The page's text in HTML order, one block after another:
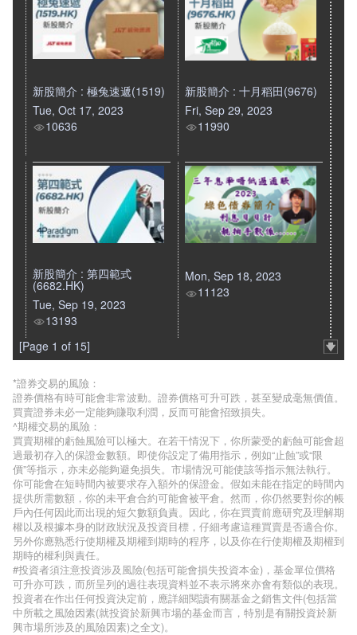
新股簡介 : 極兔速遞(1519)
Tue, Oct 17, 2023
10636
新股簡介 : 十月稻田(9676)
Fri, Sep 29, 2023
11990
新股簡介 : 第四範式
(6682.HK)
Tue, Sep 19, 2023
13193
Mon, Sep 18, 2023
11123
[Page 1 of 15]
*證券交易的風險：
證券價格有時可能會非常波動。證券價格可升可跌，甚至變成毫無價值。
買賣證券未必一定能夠賺取利潤，反而可能會招致損失。
^期權交易的風險：
買賣期權的虧蝕風險可以極大。在若干情況下，你所蒙受的虧蝕可能會超
過最初存入的保證金數額。即使你設定了備用指示，例如“止蝕”或“限
價”等指示，亦未必能夠避免損失。市場情況可能使該等指示無法執行。
你可能會在短時間內被要求存入額外的保證金。假如未能在指定的時間內
提供所需數額，你的未平倉合約可能會被平倉。然而，你仍然要對你的帳
戶內任何因此而出現的短欠數額負責。因此，你在買賣前應研究及理解期
權以及根據本身的財政狀況及投資目標，仔細考慮這種買賣是否適合你。
另外你應熟悉行使期權及期權到期時的程序，以及你在行使期權及期權到
期時的權利與責任。
#投資者須注意投資涉及風險(包括可能會損失投資本金)，基金單位價格
可升亦可跌，而所呈列的過往表現資料並不表示將來亦會有類似的表現。
投資者在作出任何投資決定前，應詳細閱讀有關基金之銷售文件(包括當
中所載之風險因素(就投資於新興市場的基金而言，特別是有關投資於新
興市場所涉及的風險因素)之全文)。